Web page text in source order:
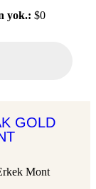
yok.: $0
GOLD
Mont